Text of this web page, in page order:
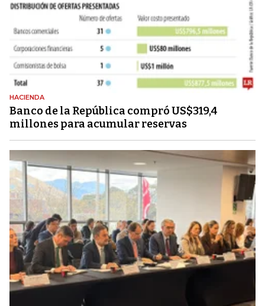
HACIENDA
Banco de la República compró US$319,4
millones para acumular reservas